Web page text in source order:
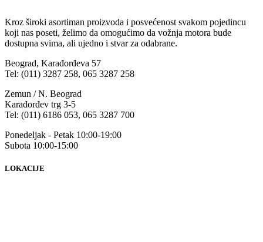
Kroz široki asortiman proizvoda i posvećenost svakom pojedincu
koji nas poseti, želimo da omogućimo da vožnja motora bude
dostupna svima, ali ujedno i stvar za odabrane.
Beograd, Karađorđeva 57
Tel: (011) 3287 258, 065 3287 258
Zemun / N. Beograd
Karađorđev trg 3-5
Tel: (011) 6186 053, 065 3287 700
Ponedeljak - Petak 10:00-19:00
Subota 10:00-15:00
LOKACIJE